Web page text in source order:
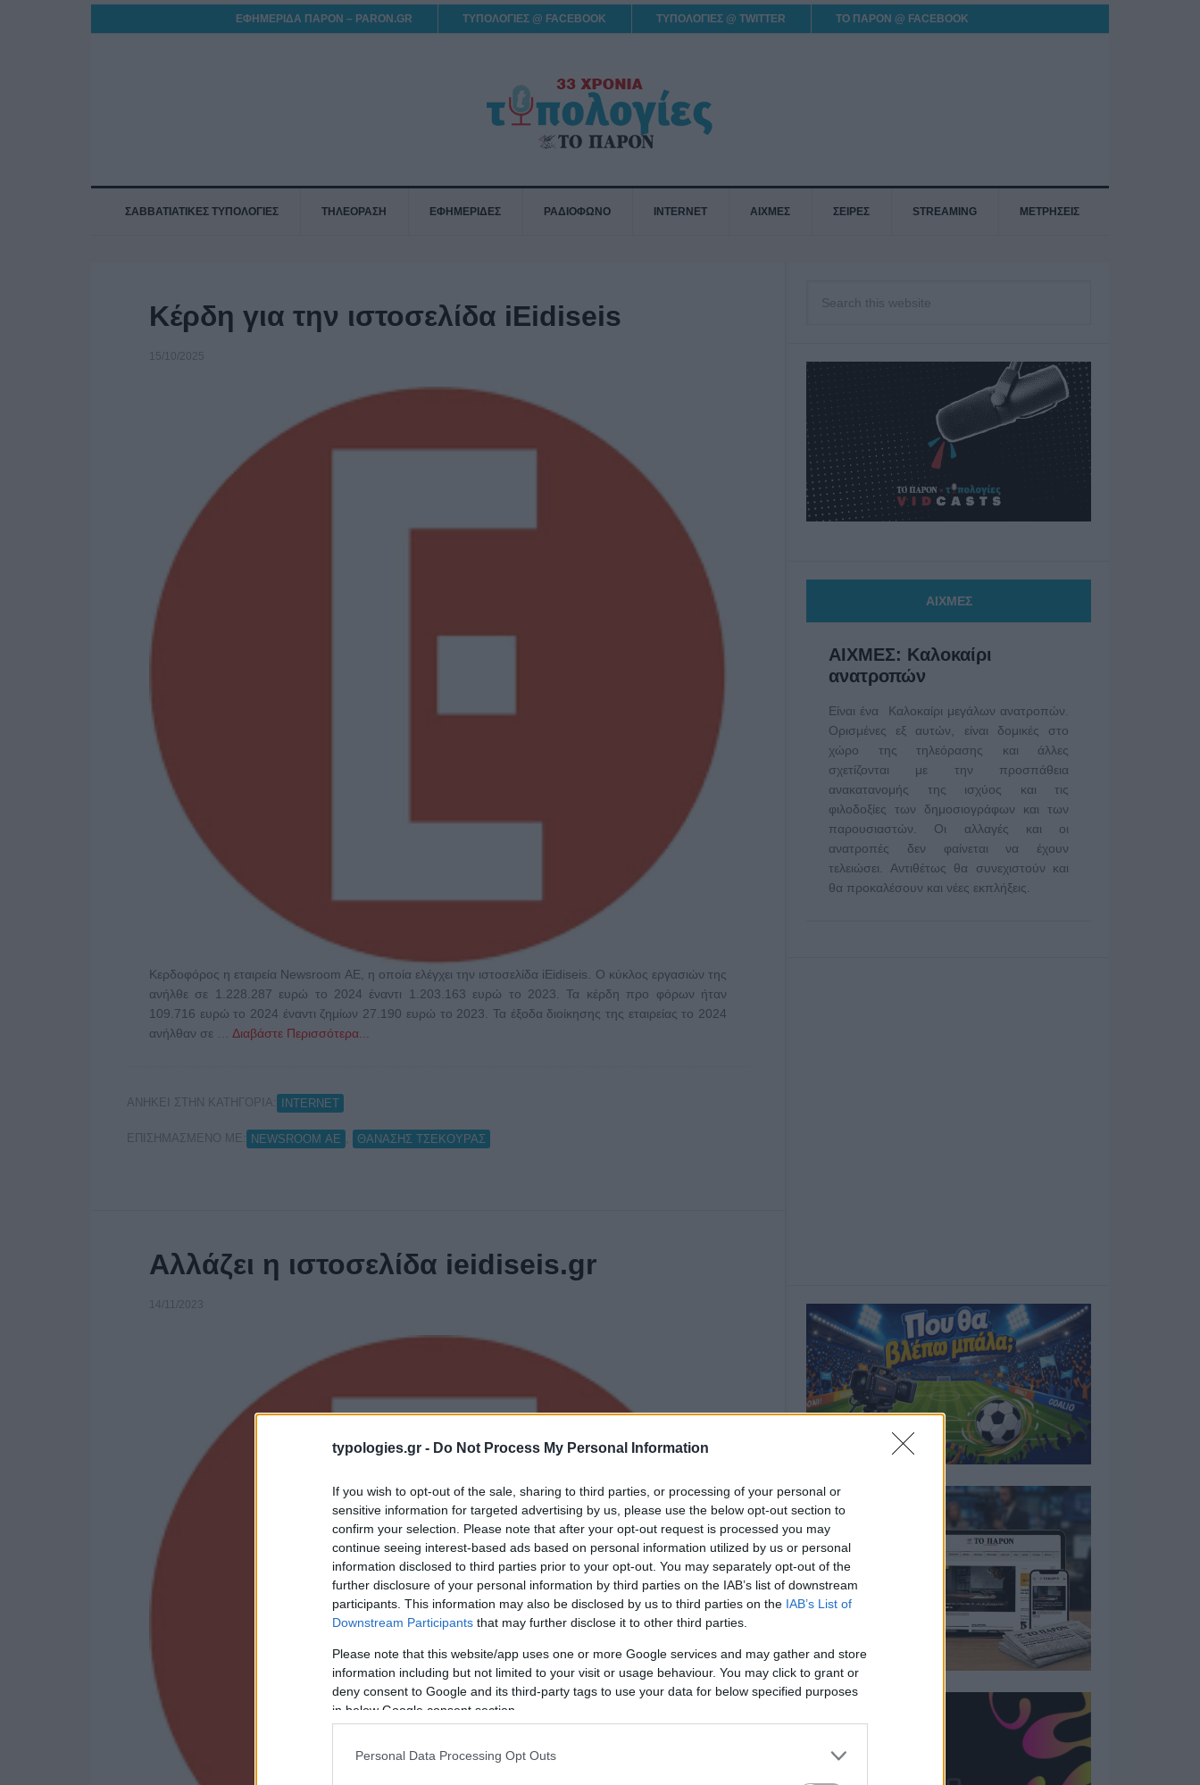
typologies.gr - Do Not Process My Personal Information
If you wish to opt-out of the sale, sharing to third parties, or processing of your personal or
sensitive information for targeted advertising by us, please use the below opt-out section to
confirm your selection. Please note that after your opt-out request is processed you may
continue seeing interest-based ads based on personal information utilized by us or personal
information disclosed to third parties prior to your opt-out. You may separately opt-out of the
further disclosure of your personal information by third parties on the IAB’s list of downstream
participants. This information may also be disclosed by us to third parties on the IAB’s List of
Downstream Participants that may further disclose it to other third parties.
Please note that this website/app uses one or more Google services and may gather and store
information including but not limited to your visit or usage behaviour. You may click to grant or
deny consent to Google and its third-party tags to use your data for below specified purposes
in below Google consent section.
Personal Data Processing Opt Outs
ΕΦΗΜΕΡΙΔΑ ΠΑΡΟΝ – PARON.GR ΤΥΠΟΛΟΓΙΕΣ @ FACEBOOK ΤΥΠΟΛΟΓΙΕΣ @ TWITTER ΤΟ ΠΑΡΟΝ @ FACEBOOK
ΣΑΒΒΑΤΙΑΤΙΚΕΣ ΤΥΠΟΛΟΓΙΕΣ ΤΗΛΕΟΡΑΣΗ ΕΦΗΜΕΡΙΔΕΣ ΡΑΔΙΟΦΩΝΟ INTERNET ΑΙΧΜΕΣ ΣΕΙΡΕΣ STREAMING ΜΕΤΡΗΣΕΙΣ
Κέρδη για την ιστοσελίδα iEidiseis
15/10/2025
Κερδοφόρος η εταιρεία Newsroom AE, η οποία ελέγχει την ιστοσελίδα iEidiseis. Ο κύκλος εργασιών της
ανήλθε σε 1.228.287 ευρώ το 2024 έναντι 1.203.163 ευρώ το 2023. Τα κέρδη προ φόρων ήταν
109.716 ευρώ το 2024 έναντι ζημίων 27.190 ευρώ το 2023. Τα έξοδα διοίκησης της εταιρείας το 2024
ανήλθαν σε … Διαβάστε Περισσότερα...
ΑΝΗΚΕΙ ΣΤΗΝ ΚΑΤΗΓΟΡΙΑ: INTERNET
ΕΠΙΣΗΜΑΣΜΕΝΟ ΜΕ: NEWSROOM ΑΕ ΘΑΝΑΣΗΣ ΤΣΕΚΟΥΡΑΣ
Αλλάζει η ιστοσελίδα ieidiseis.gr
14/11/2023
ΑΙΧΜΕΣ
ΑΙΧΜΕΣ: Καλοκαίρι
ανατροπών
Είναι ένα Καλοκαίρι μεγάλων ανατροπών.
Ορισμένες εξ αυτών, είναι δομικές στο
χώρο της τηλεόρασης και άλλες
σχετίζονται με την προσπάθεια
ανακατανομής της ισχύος και τις
φιλοδοξίες των δημοσιογράφων και των
παρουσιαστών. Οι αλλαγές και οι
ανατροπές δεν φαίνεται να έχουν
τελειώσει. Αντιθέτως θα συνεχιστούν και
θα προκαλέσουν και νέες εκπλήξεις.